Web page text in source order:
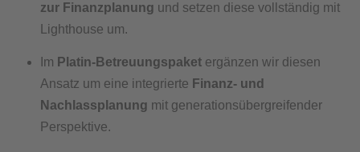
zur Finanzplanung und setzen diese vollständig mit
Lighthouse um.
Im Platin-Betreuungspaket ergänzen wir diesen
Ansatz um eine integrierte Finanz- und
Nachlassplanung mit generationsübergreifender
Perspektive.